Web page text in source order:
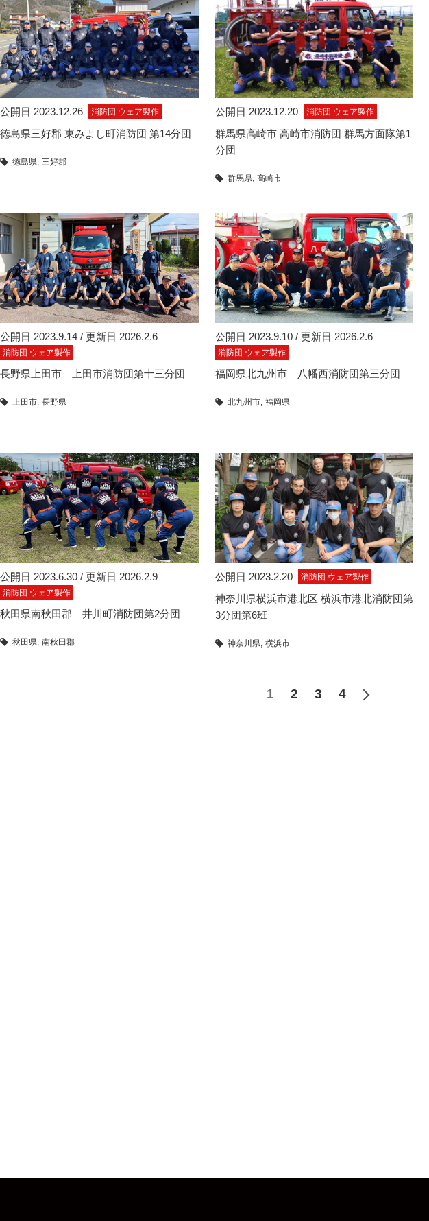
公開日 2023.12.26 消防団 ウェア製作
徳島県三好郡 東みよし町消防団 第14分団
徳島県 三好郡
公開日 2023.12.20 消防団 ウェア製作
群馬県高崎市 高崎市消防団 群馬方面隊第1
分団
群馬県 高崎市
公開日 2023.9.14 / 更新日 2026.2.6
消防団 ウェア製作
長野県上田市 上田市消防団第十三分団
上田市 長野県
公開日 2023.9.10 / 更新日 2026.2.6
消防団 ウェア製作
福岡県北九州市 八幡西消防団第三分団
北九州市 福岡県
公開日 2023.6.30 / 更新日 2026.2.9
消防団 ウェア製作
秋田県南秋田郡 井川町消防団第2分団
秋田県 南秋田郡
公開日 2023.2.20 消防団 ウェア製作
神奈川県横浜市港北区 横浜市港北消防団第
3分団第6班
神奈川県 横浜市
1 2 3 4